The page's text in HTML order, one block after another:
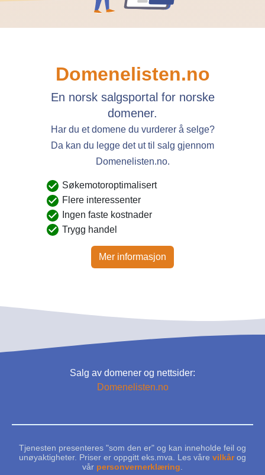
Domenelisten.no
En norsk salgsportal for norske
domener.
Har du et domene du vurderer å selge?
Da kan du legge det ut til salg gjennom
Domenelisten.no.
Søkemotoroptimalisert
Flere interessenter
Ingen faste kostnader
Trygg handel
Mer informasjon
Salg av domener og nettsider:
Domenelisten.no
Tjenesten presenteres "som den er" og kan inneholde feil og
unøyaktigheter. Priser er oppgitt eks.mva. Les våre vilkårog
vår personvernerklæring.